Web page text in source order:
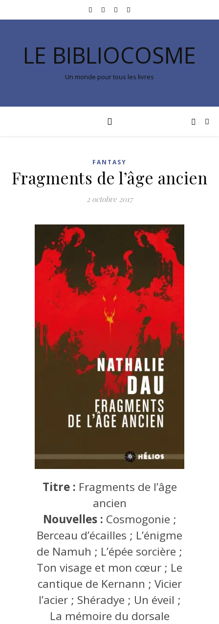
LE BIBLIOCOSME
Un monde pour tous les livres
FANTASY
Fragments de l’âge ancien
2 octobre 2017
Titre : Fragments de l’âge
ancien
Nouvelles : Cosmogonie ;
Berceau d’écailles ; L’énigme
de Namuh ; L’épée sorcière ;
Ton visage et mon cœur ; Le
cantique de Kernann ; Vicier
l’acier ; Shéradye ; Un éveil ;
La mémoire du dorsale